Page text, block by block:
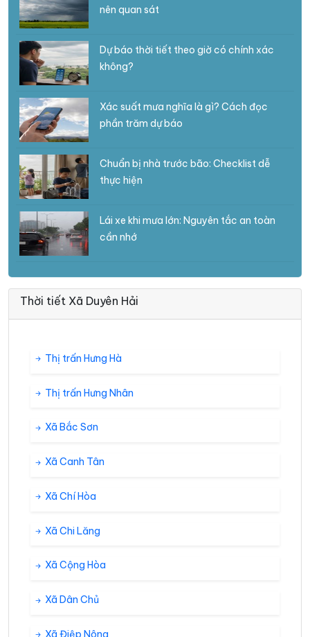
nên quan sát
Dự báo thời tiết theo giờ có chính xác
không?
Xác suất mưa nghĩa là gì? Cách đọc
phần trăm dự báo
Chuẩn bị nhà trước bão: Checklist dễ
thực hiện
Lái xe khi mưa lớn: Nguyên tắc an toàn
cần nhớ
Thời tiết Xã Duyên Hải
Thị trấn Hưng Hà
Thị trấn Hưng Nhân
Xã Bắc Sơn
Xã Canh Tân
Xã Chí Hòa
Xã Chi Lăng
Xã Cộng Hòa
Xã Dân Chủ
Xã Điệp Nông